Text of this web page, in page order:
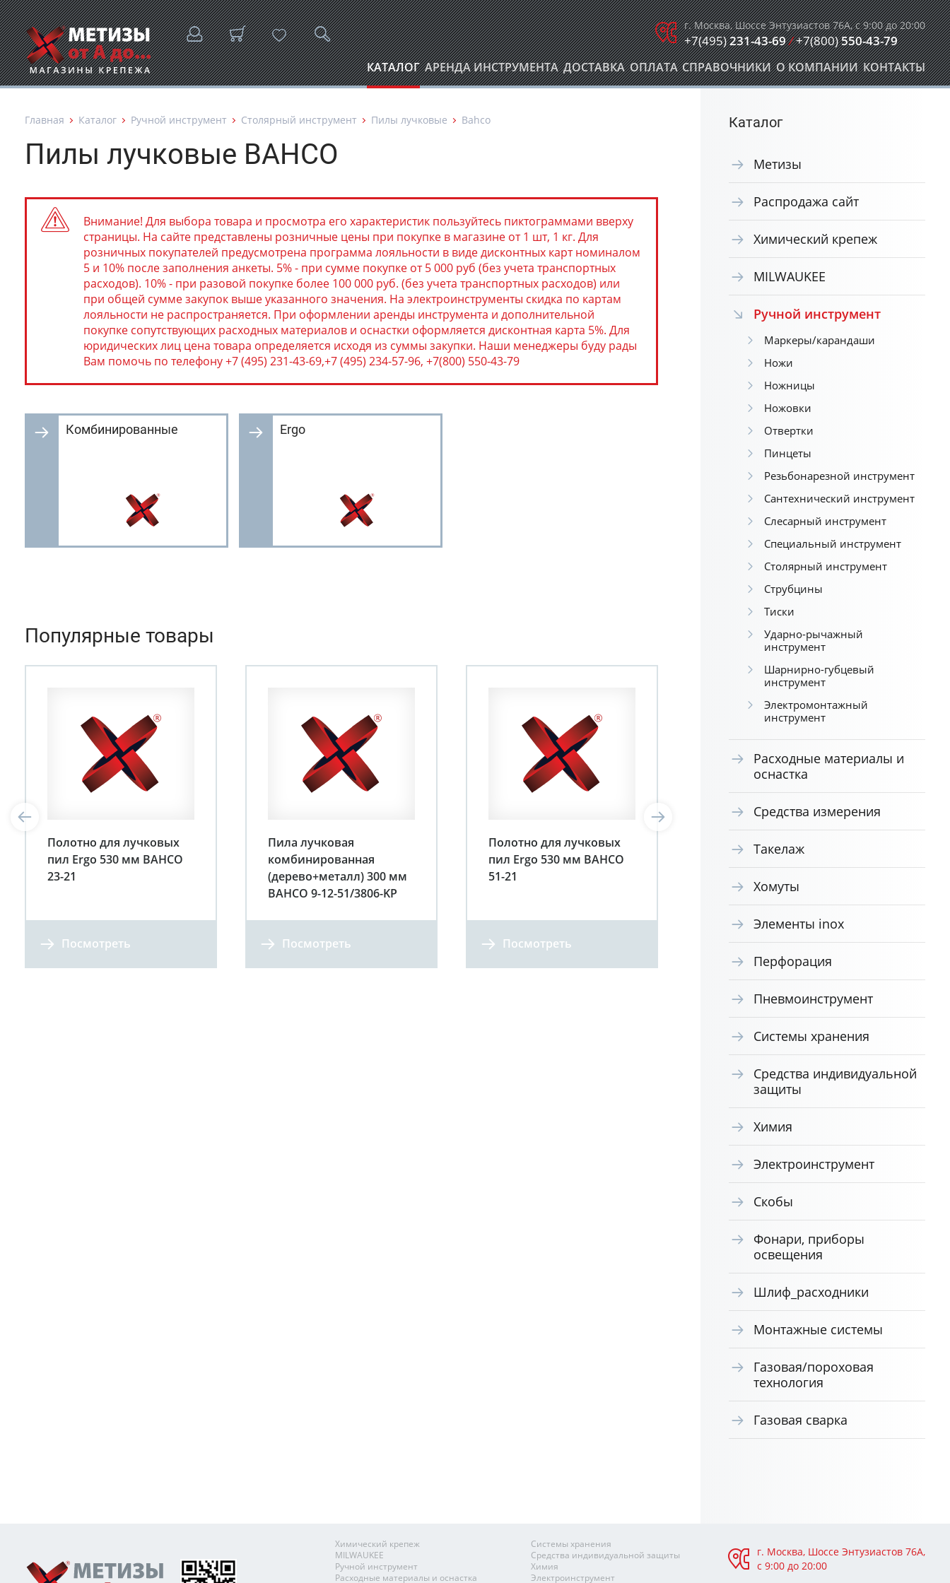
г. Москва, Шоссе Энтузиастов 76А, с 9:00 до 20:00
+7(495)231-43-69/+7(800)550-43-79
КАТАЛОГ АРЕНДА ИНСТРУМЕНТА ДОСТАВКА ОПЛАТА СПРАВОЧНИКИ О КОМПАНИИ КОНТАКТЫ
Главная Каталог Ручной инструмент Столярный инструмент Пилы лучковые Bahco
Пилы лучковые BAHCO
Внимание! Для выбора товара и просмотра его характеристик пользуйтесь пиктограммами вверху
страницы. На сайте представлены розничные цены при покупке в магазине от 1 шт, 1 кг. Для
розничных покупателей предусмотрена программа лояльности в виде дисконтных карт номиналом
5 и 10% после заполнения анкеты. 5% - при сумме покупке от 5 000 руб (без учета транспортных
расходов). 10% - при разовой покупке более 100 000 руб. (без учета транспортных расходов) или
при общей сумме закупок выше указанного значения. На электроинструменты скидка по картам
лояльности не распространяется. При оформлении аренды инструмента и дополнительной
покупке сопутствующих расходных материалов и оснастки оформляется дисконтная карта 5%. Для
юридических лиц цена товара определяется исходя из суммы закупки. Наши менеджеры буду рады
Вам помочь по телефону +7 (495) 231-43-69,+7 (495) 234-57-96, +7(800) 550-43-79
Комбинированные Ergo
Популярные товары
Полотно для лучковых
пил Ergo 530 мм BAHCO
23-21
Посмотреть
Пила лучковая
комбинированная
(дерево+металл) 300 мм
BAHCO 9-12-51/3806-KP
Посмотреть
Полотно для лучковых
пил Ergo 530 мм BAHCO
51-21
Посмотреть
Пила лучковая Ergo 530
Посмотреть
Каталог
Метизы
Распродажа сайт
Химический крепеж
MILWAUKEE
Ручной инструмент
Маркеры/карандаши
Ножи
Ножницы
Ножовки
Отвертки
Пинцеты
Резьбонарезной инструмент
Сантехнический инструмент
Слесарный инструмент
Специальный инструмент
Столярный инструмент
Струбцины
Тиски
Ударно-рычажный
инструмент
Шарнирно-губцевый
инструмент
Электромонтажный
инструмент
Расходные материалы и
оснастка
Средства измерения
Такелаж
Хомуты
Элементы inox
Перфорация
Пневмоинструмент
Системы хранения
Средства индивидуальной
защиты
Химия
Электроинструмент
Скобы
Фонари, приборы
освещения
Шлиф_расходники
Монтажные системы
Газовая/пороховая
технология
Газовая сварка
Химический крепеж
MILWAUKEE
Ручной инструмент
Расходные материалы и оснастка
Системы хранения
Средства индивидуальной защиты
Химия
Электроинструмент
г. Москва, Шоссе Энтузиастов 76А,
с 9:00 до 20:00